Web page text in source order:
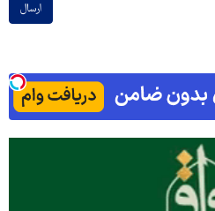
ارسال